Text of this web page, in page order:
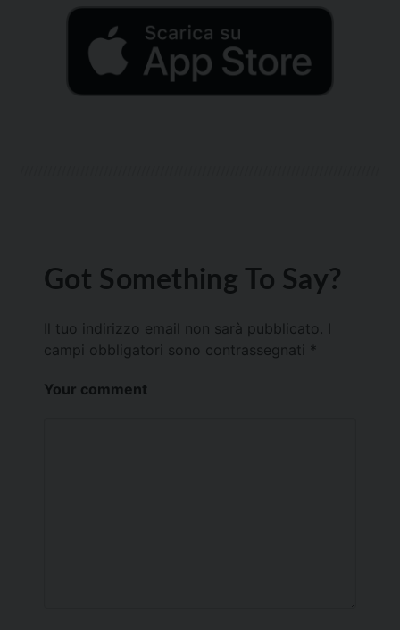
Got Something To Say?
Il tuo indirizzo email non sarà pubblicato.
campi obbligatori sono contrassegnati *
Your comment